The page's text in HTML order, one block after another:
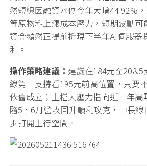
然短線因融資水位今年大增44.92%
等原物料上漲成本壓力，短期波動可
資金顯然正提前折現下半年AI伺服器
利。
操作策略建議： 建議在184元至
線第一支撐看195元前高位置，只要
依舊成立；上檔大壓力指向近一年高
隨5、6月營收回升順利攻克，中長
步打開上行空間。